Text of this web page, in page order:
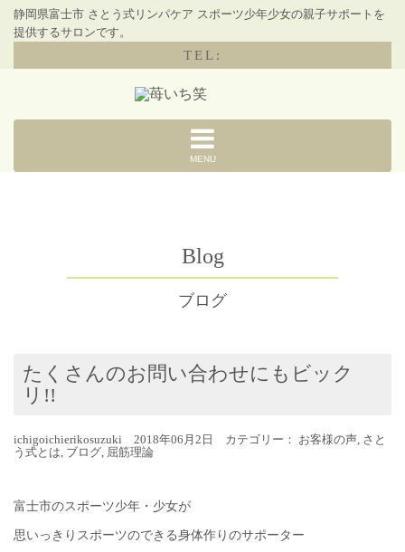
静岡県富士市 さとう式リンパケア スポーツ少年少女の親子サポートを
提供するサロンです。
TEL:
MENU
Blog
ブログ
たくさんのお問い合わせにもビック
リ!!
ichigoichierikosuzuki 2018年06月2日 カテゴリー： お客様の声, さと
う式とは, ブログ, 屈筋理論
富士市のスポーツ少年・少女が
思いっきりスポーツのできる身体作りのサポーター